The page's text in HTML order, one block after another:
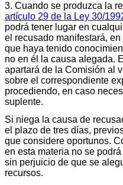
3. Cuando se produzca la
artículo 29 de la Ley 30/
podrá tener lugar en
el recusado manifestará,
que haya tenido
no en él la causa alegada.
apartará de la Comisión al
sobre el correspondiente
procediendo, en caso
suplente.
Si niega la causa de
el plazo de tres días,
que considere oportunos.
en esta materia no se
sin perjuicio de que se
recursos.